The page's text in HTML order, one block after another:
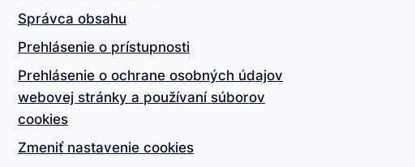
Správca obsahu
Prehlásenie o prístupnosti
Prehlásenie o ochrane osobných údajov
webovej stránky a používaní súborov
cookies
Zmeniť nastavenie cookies